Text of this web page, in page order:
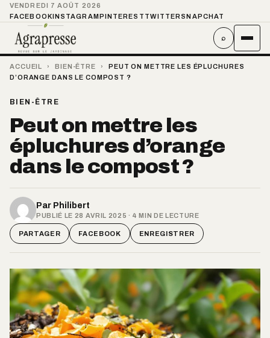
VENDREDI 7 AOÛT 2026
FACEBOOKINSTAGRAMPINTEREST TWITTER SNAPCHAT
⌕
ACCUEIL › BIEN-ÊTRE ›
PEUT ON METTRE LES ÉPLUCHURES
D’ORANGE DANS LE COMPOST ?
BIEN-ÊTRE
Peut on mettre les
épluchures d’orange
dans le compost ?
Par Philibert
PUBLIÉ LE 28 AVRIL 2025 · 4 MIN DE LECTURE
PARTAGER FACEBOOK ENREGISTRER